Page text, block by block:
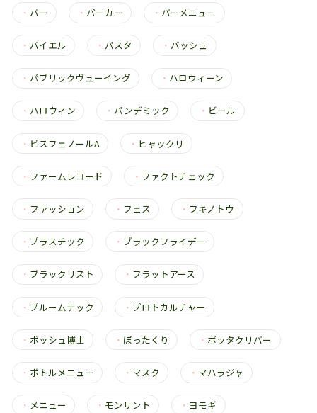
・ バー ・ パーカー ・ バーメニュー
・ バイエル ・ パスタ ・ バッシュ
・ パブリックヴューイング ・ ハロウィーン
・ ハロウィン ・ パンデミック ・ ビール
・ ビスフェノールA ・ ヒャックリ
・ ファームレコード ・ ファクトチェック
・ ファッション ・ フェス ・ フキノトウ
・ プラスチック ・ ブラックフライデー
・ ブラックリスト ・ フラットアース
・ プルームテック ・ プロトカルチャー
・ ボッシュ博士 ・ ぼったくり ・ ボッタクリバー
・ ボトルメニュー ・ マスク ・ マハラジャ
・ メニュー ・ モンサント ・ ヨモギ